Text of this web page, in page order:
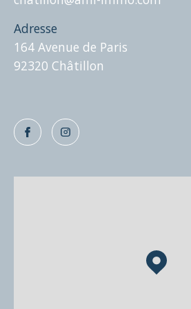
normes éthiques et professionnelles
de l'industrie.
Adresse
164 Avenue de Paris
92320 Châtillon